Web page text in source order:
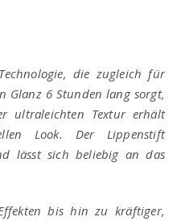
die zugleich für
Glanz 6 Stunden lang sorgt,
ultraleichten Textur erhält
Look. Der Lippenstift
lässt sich beliebig an das
bis hin zu kräftiger,